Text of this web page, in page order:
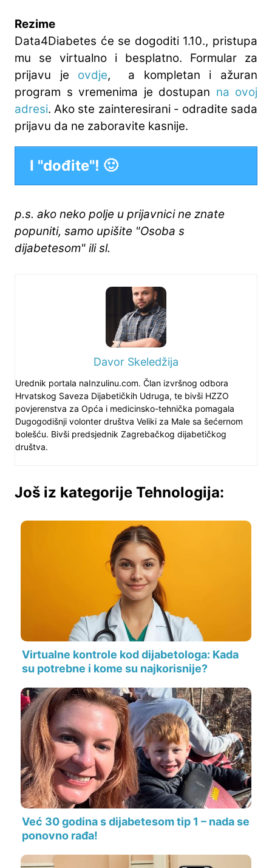
Rezime
Data4Diabetes će se dogoditi 1.10., pristupa
mu se virtualno i besplatno. Formular za
prijavu je ovdje, a kompletan i ažuran
program s vremenima je dostupan na ovoj
adresi. Ako ste zainteresirani - odradite sada
prijavu da ne zaboravite kasnije.
I "dođite"! 🙂
p.s. ako neko polje u prijavnici ne znate
popuniti, samo upišite "Osoba s
dijabetesom" ili sl.
Davor Skeledžija
Urednik portala naInzulinu.com. Član izvršnog odbora
Hrvatskog Saveza Dijabetičkih Udruga, te bivši HZZO
povjerenstva za Opća i medicinsko-tehnička pomagala
Dugogodišnji volonter društva Veliki za Male sa šećernom
bolešću. Bivši predsjednik Zagrebačkog dijabetičkog
društva.
Još iz kategorije Tehnologija:
Virtualne kontrole kod dijabetologa: Kada
su potrebne i kome su najkorisnije?
Već 30 godina s dijabetesom tip 1 – nada se
ponovno rađa!